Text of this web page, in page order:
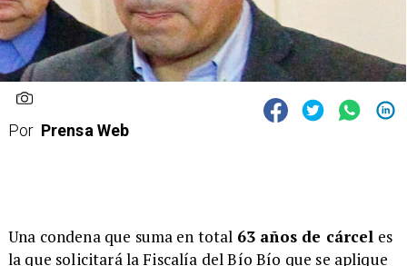
Por Prensa Web
Una condena que suma en total 63 años de cárcel es
la que solicitará la Fiscalía del Bío Bío que se aplique